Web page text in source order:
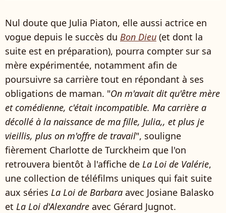
Nul doute que Julia Piaton, elle aussi actrice en
vogue depuis le succès du Bon Dieu (et dont la
suite est en préparation), pourra compter sur sa
mère expérimentée, notamment afin de
poursuivre sa carrière tout en répondant à ses
obligations de maman. "On m'avait dit qu'être mère
et comédienne, c'était incompatible. Ma carrière a
décollé à la naissance de ma fille, Julia,, et plus je
vieillis, plus on m'offre de travail", souligne
fièrement Charlotte de Turckheim que l'on
retrouvera bientôt à l'affiche de La Loi de Valérie,
une collection de téléfilms uniques qui fait suite
aux séries La Loi de Barbara avec Josiane Balasko
et La Loi d'Alexandre avec Gérard Jugnot.